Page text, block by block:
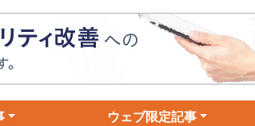
ウェブ限定記事